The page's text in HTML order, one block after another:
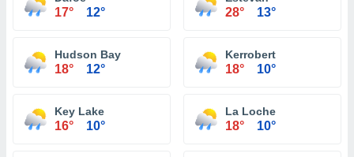
17° 12° 28° 13°
Hudson Bay
18° 12°
Kerrobert
18° 10°
Key Lake
16° 10°
La Loche
18° 10°